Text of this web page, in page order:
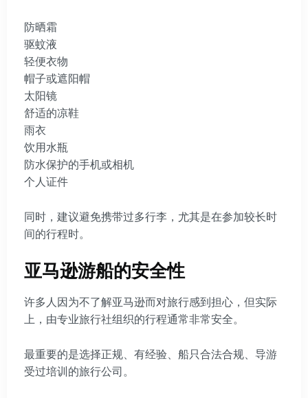
防晒霜
驱蚊液
轻便衣物
帽子或遮阳帽
太阳镜
舒适的凉鞋
雨衣
饮用水瓶
防水保护的手机或相机
个人证件
同时，建议避免携带过多行李，尤其是在参加较长时
间的行程时。
亚马逊游船的安全性
许多人因为不了解亚马逊而对旅行感到担心，但实际
上，由专业旅行社组织的行程通常非常安全。
最重要的是选择正规、有经验、船只合法合规、导游
受过培训的旅行公司。